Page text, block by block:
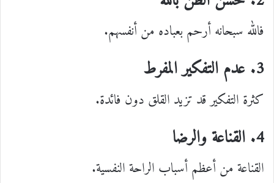
فالله سبحانه أرحم بعباده من أنفسهم.
3. عدم التفكير المفرط
كثرة التفكير قد تزيد القلق دون فائدة.
4. القناعة والرضا
القناعة من أعظم أسباب الراحة النفسية.